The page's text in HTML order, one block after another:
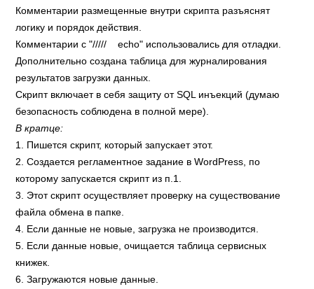
Комментарии размещенные внутри скрипта разъяснят
логику и порядок действия.
Комментарии с "///// echo" использовались для отладки.
Дополнительно создана таблица для журналирования
результатов загрузки данных.
Скрипт включает в себя защиту от SQL инъекций (думаю
безопасность соблюдена в полной мере).
В кратце:
1. Пишется скрипт, который запускает этот.
2. Создается регламентное задание в WordPress, по
которому запускается скрипт из п.1.
3. Этот скрипт осуществляет проверку на существование
файла обмена в папке.
4. Если данные не новые, загрузка не производится.
5. Если данные новые, очищается таблица сервисных
книжек.
6. Загружаются новые данные.